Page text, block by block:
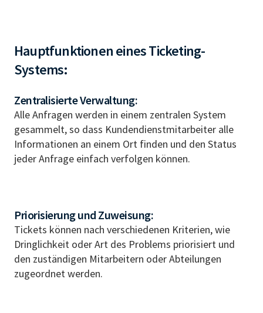
Hauptfunktionen eines Ticketing-
Systems:
Zentralisierte Verwaltung:
Alle Anfragen werden in einem zentralen System
gesammelt, so dass Kundendienstmitarbeiter alle
Informationen an einem Ort finden und den Status
jeder Anfrage einfach verfolgen können.
Priorisierung und Zuweisung:
Tickets können nach verschiedenen Kriterien, wie
Dringlichkeit oder Art des Problems priorisiert und
den zuständigen Mitarbeitern oder Abteilungen
zugeordnet werden.